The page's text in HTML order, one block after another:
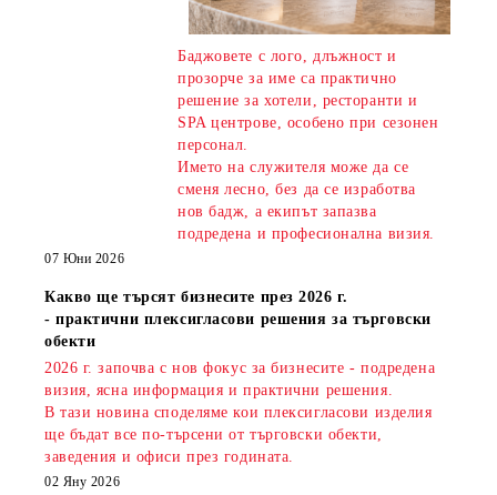
Баджовете с лого, длъжност и
прозорче за име са практично
решение за хотели, ресторанти и
SPA центрове, особено при сезонен
персонал.
Името на служителя може да се
сменя лесно, без да се изработва
нов бадж, а екипът запазва
подредена и професионална визия.
07 Юни 2026
Какво ще търсят бизнесите през 2026 г.
- практични плексигласови решения за търговски
обекти
2026 г. започва с нов фокус за бизнесите - подредена
визия, ясна информация и практични решения.
В тази новина споделяме кои плексигласови изделия
ще бъдат все по-търсени от търговски обекти,
заведения и офиси през годината.
02 Яну 2026